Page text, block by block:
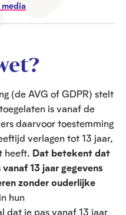
(de AVG of GDPR) stelt
is vanaf de
daarvoor toestemming
verlagen tot 13 jaar,
heeft. Dat betekent dat
13 jaar gegevens
zonder ouderlijke
hun
dat je pas vanaf 13 jaar